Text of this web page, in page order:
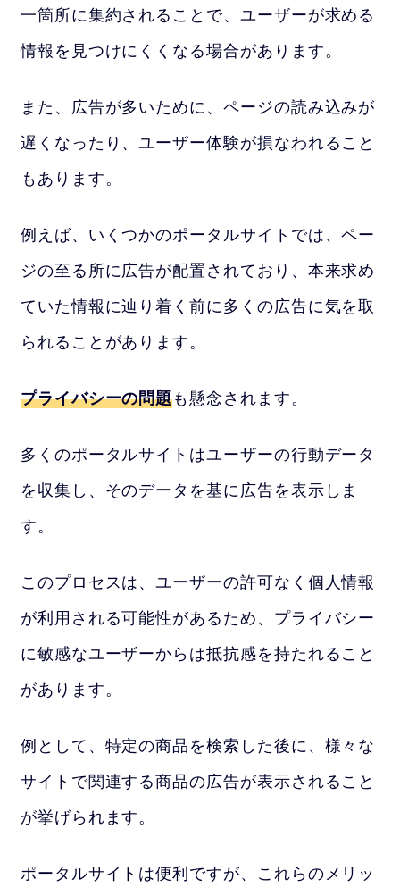
一箇所に集約されることで、ユーザーが求める
情報を見つけにくくなる場合があります。
また、広告が多いために、ページの読み込みが
遅くなったり、ユーザー体験が損なわれること
もあります。
例えば、いくつかのポータルサイトでは、ペー
ジの至る所に広告が配置されており、本来求め
ていた情報に辿り着く前に多くの広告に気を取
られることがあります。
プライバシーの問題も懸念されます。
多くのポータルサイトはユーザーの行動データ
を収集し、そのデータを基に広告を表示しま
す。
このプロセスは、ユーザーの許可なく個人情報
が利用される可能性があるため、プライバシー
に敏感なユーザーからは抵抗感を持たれること
があります。
例として、特定の商品を検索した後に、様々な
サイトで関連する商品の広告が表示されること
が挙げられます。
ポータルサイトは便利ですが、これらのメリッ